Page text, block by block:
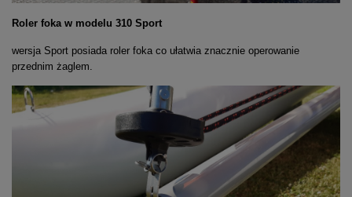
Roler foka w modelu 310 Sport
wersja Sport posiada roler foka co ułatwia znacznie operowanie
przednim żaglem.